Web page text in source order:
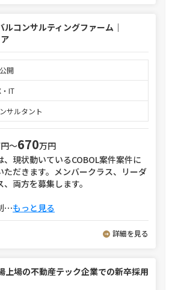
ルコンサルティングファーム｜
開
IT
サルタント
〜670万円
、現状動いているCOBOL案件案件に
ただきます。メンバークラス、リーダ
、両方を募集します。
⋯もっと見る
詳細を見る
上場の不動産テック企業での新卒採用